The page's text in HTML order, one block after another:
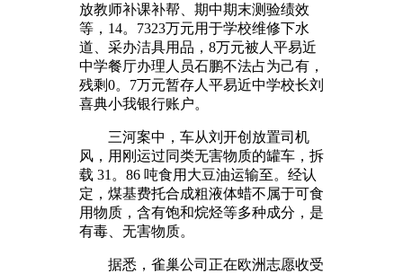
放教师补课补帮、期中期末测验绩效
等，14。7323万元用于学校维修下水
道、采办洁具用品，8万元被人平易近
中学餐厅办理人员石鹏不法占为己有，
残剩0。7万元暂存人平易近中学校长刘
喜典小我银行账户。
三河案中，车从刘开创放置司机
风，用刚运过同类无害物质的罐车，拆
载 31。86 吨食用大豆油运输至。经认
定，煤基费托合成粗液体蜡不属于可食
用物质，含有饱和烷烃等多种成分，是
有毒、无害物质。
据悉，雀巢公司正在欧洲志愿收受